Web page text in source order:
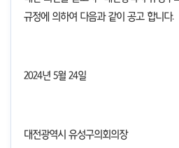
규정에 의하여 다음과 같이 공고 합니다.
2024년 5월 24일
대전광역시 유성구의회의장